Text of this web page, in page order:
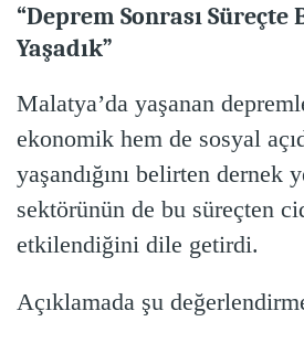
“Deprem Sonrası
Yaşadık”
Malatya’da yaşanan
ekonomik hem de sosyal
yaşandığını belirten
sektörünün de bu süreçten
etkilendiğini dile getirdi.
Açıklamada şu